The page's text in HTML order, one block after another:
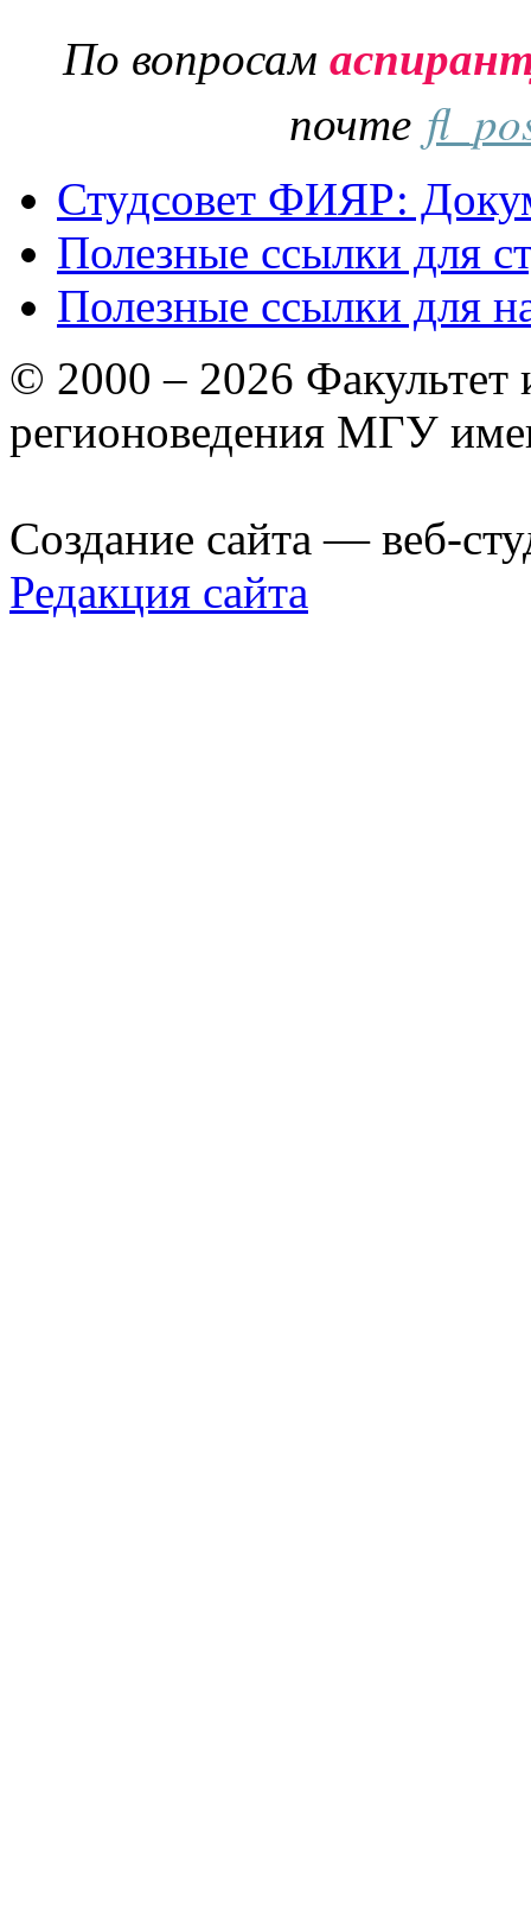
По вопросам
почте
Студсовет ФИЯР:
Полезные ссылки для
Полезные ссылки для
© 2000 – 2026 Факультет
регионоведения МГУ
Создание сайта — веб-
Редакция сайта